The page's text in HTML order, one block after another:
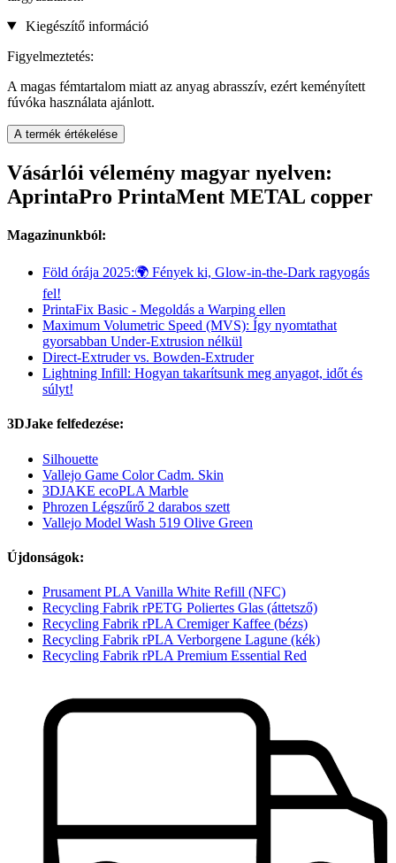
Kiegészítő információ
Figyelmeztetés:
A magas fémtartalom miatt az anyag abrasszív, ezért keményített
fúvóka használata ajánlott.
A termék értékelése
Vásárlói vélemény magyar nyelven:
AprintaPro PrintaMent METAL copper
Magazinunkból:
Föld órája 2025:🌍 Fények ki, Glow-in-the-Dark ragyogás
fel!
PrintaFix Basic - Megoldás a Warping ellen
Maximum Volumetric Speed (MVS): Így nyomtathat
gyorsabban Under-Extrusion nélkül
Direct-Extruder vs. Bowden-Extruder
Lightning Infill: Hogyan takarítsunk meg anyagot, időt és
súlyt!
3DJake felfedezése:
Silhouette
Vallejo Game Color Cadm. Skin
3DJAKE ecoPLA Marble
Phrozen Légszűrő 2 darabos szett
Vallejo Model Wash 519 Olive Green
Újdonságok:
Prusament PLA Vanilla White Refill (NFC)
Recycling Fabrik rPETG Poliertes Glas (áttetsző)
Recycling Fabrik rPLA Cremiger Kaffee (bézs)
Recycling Fabrik rPLA Verborgene Lagune (kék)
Recycling Fabrik rPLA Premium Essential Red